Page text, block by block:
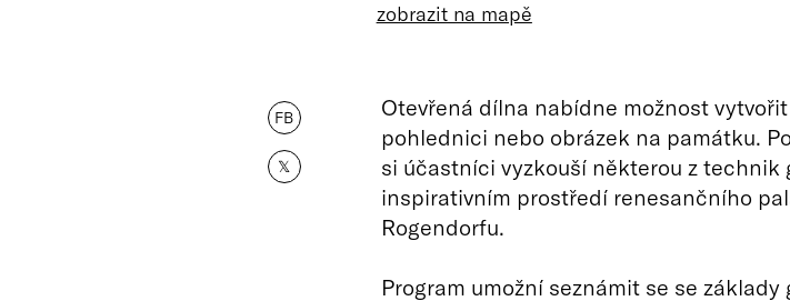
zobrazit na mapě
FB
𝕏
Otevřená dílna nabídne možnost
pohlednici nebo obrázek na památku.
si účastníci vyzkouší některou z technik
inspirativním prostředí renesančního
Rogendorfu.
Program umožní seznámit se se